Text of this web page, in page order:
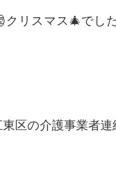
クリスマス🎄でした
東区の介護事業者